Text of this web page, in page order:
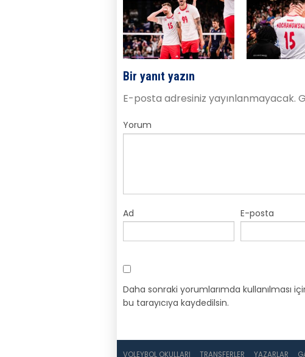
Bir yanıt yazın
E-posta adresiniz yayınlanmayacak.
Yorum
Ad E-posta
Daha sonraki yorumlarımda kullanılması
bu tarayıcıya kaydedilsin.
VOLEYBOL OKULLARI TRANSFERLER YAZARLAR